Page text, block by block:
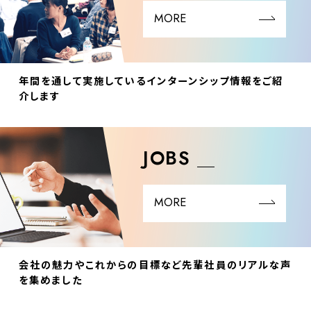
MORE
年間を通して実施しているインターンシップ情報をご紹
介します
JOBS
MORE
会社の魅力やこれからの目標など先輩社員のリアルな声
を集めました